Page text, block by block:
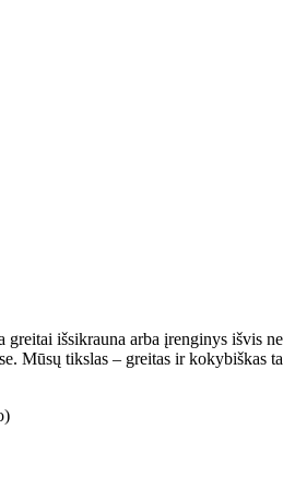
išsikrauna arba įrenginys išvis
Mūsų tikslas – greitas ir kokybiškas